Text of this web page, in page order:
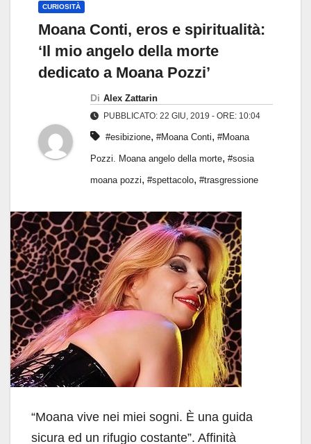
CURIOSITÀ
Moana Conti, eros e spiritualità:
‘Il mio angelo della morte
dedicato a Moana Pozzi’
Di Alex Zattarin
PUBBLICATO: 22 GIU, 2019 - ORE: 10:04
#esibizione, #Moana Conti, #Moana
Pozzi. Moana angelo della morte, #sosia
moana pozzi, #spettacolo, #trasgressione
“Moana vive nei miei sogni. È una guida
sicura ed un rifugio costante”. Affinità